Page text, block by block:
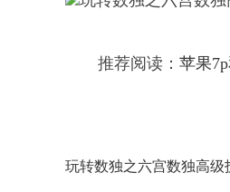
推荐阅读： 苹果
玩转数独之六宫数独高级